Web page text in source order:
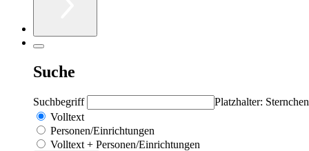
Suche
Suchbegriff
Platzhalter:
Volltext
Personen/Einrichtungen
Volltext + Personen/Einrichtungen